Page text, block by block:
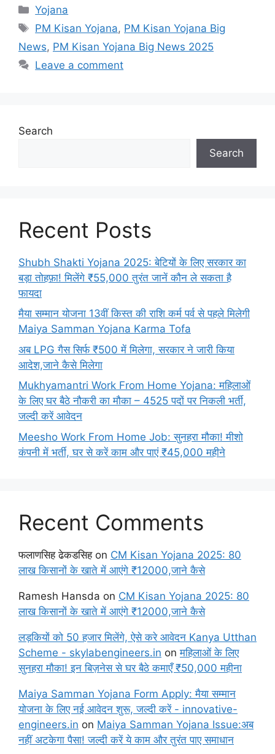
Categories
Yojana
Tags
PM Kisan Yojana, PM Kisan Yojana Big
News, PM Kisan Yojana Big News 2025
Leave a comment
Search
Search
Recent Posts
Shubh Shakti Yojana 2025: बेटियों के लिए सरकार का
बड़ा तोहफ़ा! मिलेंगे ₹55,000 तुरंत जानें कौन ले सकता है
फायदा
मैया सम्मान योजना 13वीं किस्त की राशि कर्म पर्व से पहले मिलेगी
Maiya Samman Yojana Karma Tofa
अब LPG गैस सिर्फ ₹500 में मिलेगा, सरकार ने जारी किया
आदेश,जाने कैसे मिलेगा
Mukhyamantri Work From Home Yojana: महिलाओं
के लिए घर बैठे नौकरी का मौका – 4525 पदों पर निकली भर्ती,
जल्दी करें आवेदन
Meesho Work From Home Job: सुनहरा मौका! मीशो
कंपनी में भर्ती, घर से करें काम और पाएं ₹45,000 महीने
Recent Comments
फलाणसिह ढेकडसिहon CM Kisan Yojana 2025: 80
लाख किसानों के खाते में आएंगे ₹12000,जाने कैसे
Ramesh Hansda on CM Kisan Yojana 2025: 80
लाख किसानों के खाते में आएंगे ₹12000,जाने कैसे
लड़कियों को 50 हजार मिलेंगे, ऐसे करे आवेदन Kanya Utthan
Scheme - skylabengineers.in onमहिलाओं के लिए
सुनहरा मौका! इन बिज़नेस से घर बैठे कमाएँ ₹50,000 महीना
Maiya Samman Yojana Form Apply: मैया सम्मान
योजना के लिए नई आवेदन शुरू, जल्दी करें - innovative-
engineers.in on Maiya Samman Yojana Issue:अब
नहीं अटकेगा पैसा! जल्दी करें ये काम और तुरंत पाए समाधान